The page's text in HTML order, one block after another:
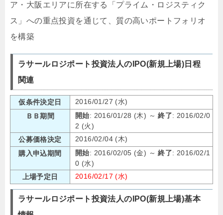
ア・大阪エリアに所在する「プライム・ロジスティク
ス」への重点投資を通じて、質の高いポートフォリオ
を構築
ラサールロジポート投資法人のIPO(新規上場)日程
関連
仮条件決定日
2016/01/27 (水)
ＢＢ期間
開始: 2016/01/28 (木) ～終了: 2016/02/0
2 (火)
公募価格決定
2016/02/04 (木)
購入申込期間
開始: 2016/02/05 (金) ～終了: 2016/02/1
0 (水)
上場予定日
2016/02/17 (水)
ラサールロジポート投資法人のIPO(新規上場)基本